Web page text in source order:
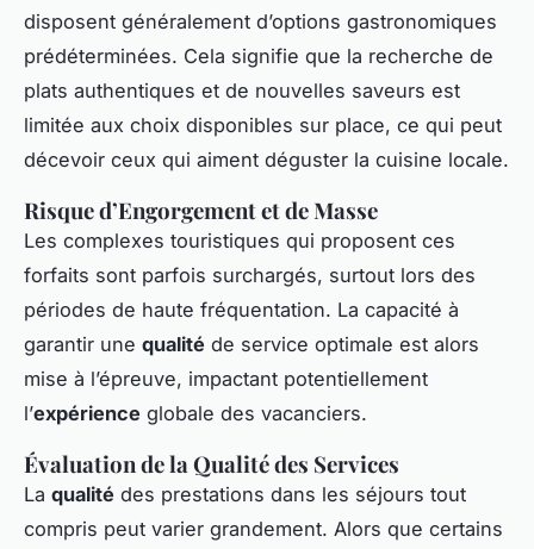
disposent généralement d’options gastronomiques
prédéterminées. Cela signifie que la recherche de
plats authentiques et de nouvelles saveurs est
limitée aux choix disponibles sur place, ce qui peut
décevoir ceux qui aiment déguster la cuisine locale.
Risque d’Engorgement et de Masse
Les complexes touristiques qui proposent ces
forfaits sont parfois surchargés, surtout lors des
périodes de haute fréquentation. La capacité à
garantir une qualité de service optimale est alors
mise à l’épreuve, impactant potentiellement
l’expérience globale des vacanciers.
Évaluation de la Qualité des Services
La qualité des prestations dans les séjours tout
compris peut varier grandement. Alors que certains